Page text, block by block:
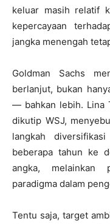
keluar masih relatif
kepercayaan
jangka menengah
Goldman Sachs
berlanjut, bukan
— bahkan lebih. Lina
dikutip WSJ,
langkah
beberapa tahun ke
angka, melainkan
paradigma dalam
Tentu saja, target